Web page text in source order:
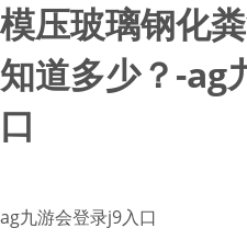
模压玻璃钢化
知道多少？-ag
口
ag九游会登录j9入口